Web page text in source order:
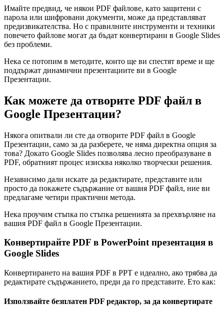
Имайте предвид, че някои PDF файлове, като защитени с
парола или шифровани документи, може да представляват
предизвикателства. Но с правилните инструменти и техники
повечето файлове могат да бъдат конвертирани в Google Slides
без проблеми.
Нека се потопим в методите, които ще ви спестят време и ще
поддържат динамични презентациите ви в Google
Презентации.
Как можете да отворите PDF файл в
Google Презентации?
Някога опитвали ли сте да отворите PDF файл в Google
Презентации, само за да разберете, че няма директна опция за
това? Докато Google Slides позволява лесно преобразуване в
PDF, обратният процес изисква няколко творчески решения.
Независимо дали искате да редактирате, представите или
просто да покажете съдържание от вашия PDF файл, ние ви
предлагаме четири практични метода.
Нека проучим стъпка по стъпка решенията за прехвърляне на
вашия PDF файл в Google Презентации.
Конвертирайте PDF в PowerPoint презентация в
Google Slides
Конвертирането на вашия PDF в PPT е идеално, ако трябва да
редактирате съдържанието, преди да го представите. Ето как:
Използвайте безплатен PDF редактор, за да конвертирате